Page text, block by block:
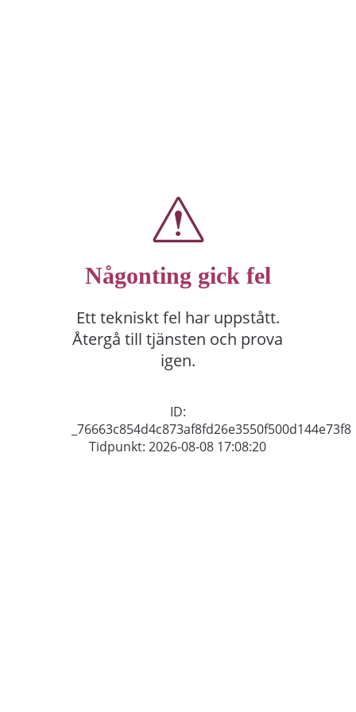
Någonting gick fel
Ett tekniskt fel har uppstått.
Återgå till tjänsten och prova
igen.
ID:
_76663c854d4c873af8fd26e3550f500d144e73f8
Tidpunkt: 2026-08-08 17:08:20